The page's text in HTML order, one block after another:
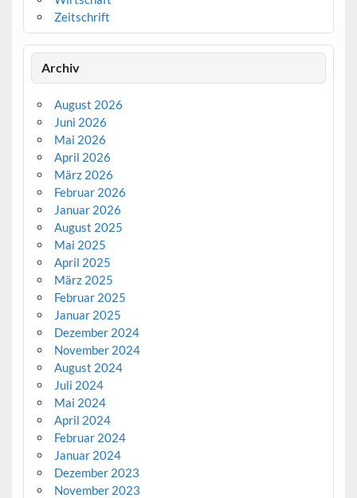
Zeitschrift
Archiv
August 2026
Juni 2026
Mai 2026
April 2026
März 2026
Februar 2026
Januar 2026
August 2025
Mai 2025
April 2025
März 2025
Februar 2025
Januar 2025
Dezember 2024
November 2024
August 2024
Juli 2024
Mai 2024
April 2024
Februar 2024
Januar 2024
Dezember 2023
November 2023